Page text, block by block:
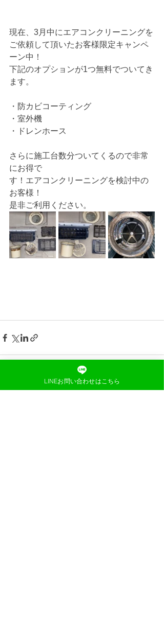
現在、3月中にエアコンクリーニングを
ご依頼して頂いたお客様限定キャンペ
ーン中！
下記のオプションが1つ無料でついてき
ます。
・防カビコーティング
・室外機
・ドレンホース
さらに施工台数分ついてくるので非常
にお得で
す！エアコンクリーニングを検討中の
お客様！
是非ご利用ください。
LINEお問い合わせはこちら